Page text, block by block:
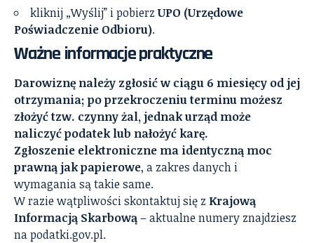
kliknij „Wyślij” i pobierz UPO (Urzędowe
Poświadczenie Odbioru).
Ważne informacje praktyczne
Darowiznę należy zgłosić w ciągu 6 miesięcy od jej
otrzymania; po przekroczeniu terminu możesz
złożyć tzw. czynny żal, jednak urząd może
naliczyć podatek lub nałożyć karę.
Zgłoszenie elektroniczne ma identyczną moc
prawną jak papierowe, a zakres danych i
wymagania są takie same.
W razie wątpliwości skontaktuj się z Krajową
Informacją Skarbową– aktualne numery znajdziesz
na podatki.gov.pl.